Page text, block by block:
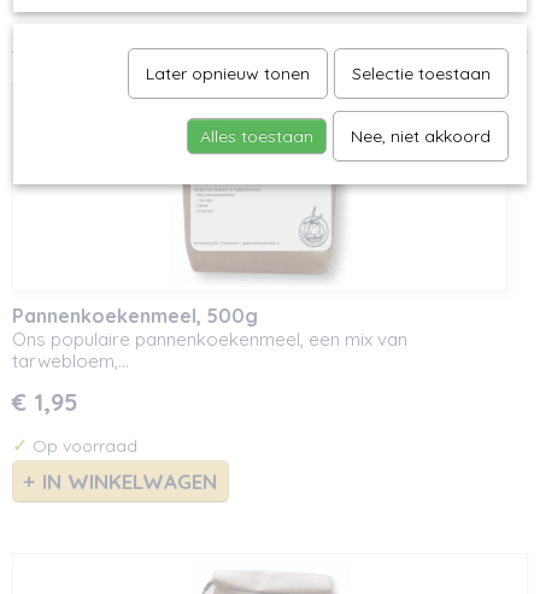
Pannenkoekenmeel, 500g
Ons populaire pannenkoekenmeel, een mix van
tarwebloem,…
€ 1,95
✓ Op voorraad
IN WINKELWAGEN
Later opnieuw tonen Selectie toestaan
Alles toestaan Nee, niet akkoord